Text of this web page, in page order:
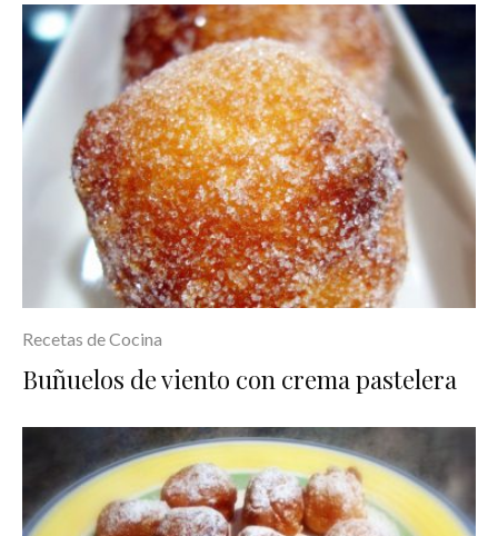
Recetas de Cocina
Buñuelos de viento con crema pastelera